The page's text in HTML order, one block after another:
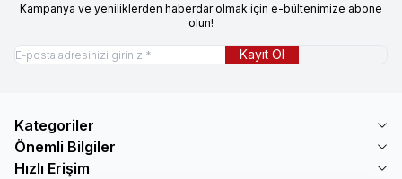
Kampanya ve yeniliklerden haberdar olmak için e-bültenimize abone
olun!
Kayıt Ol
Kategoriler
Önemli Bilgiler
Hızlı Erişim